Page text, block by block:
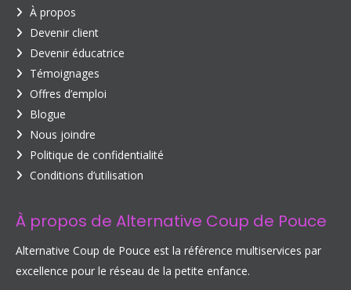
À propos
Devenir client
Devenir éducatrice
Témoignages
Offres d’emploi
Blogue
Nous joindre
Politique de confidentialité
Conditions d’utilisation
À propos de Alternative Coup de Pouce
Alternative Coup de Pouce est la référence multiservices par
excellence pour le réseau de la petite enfance.